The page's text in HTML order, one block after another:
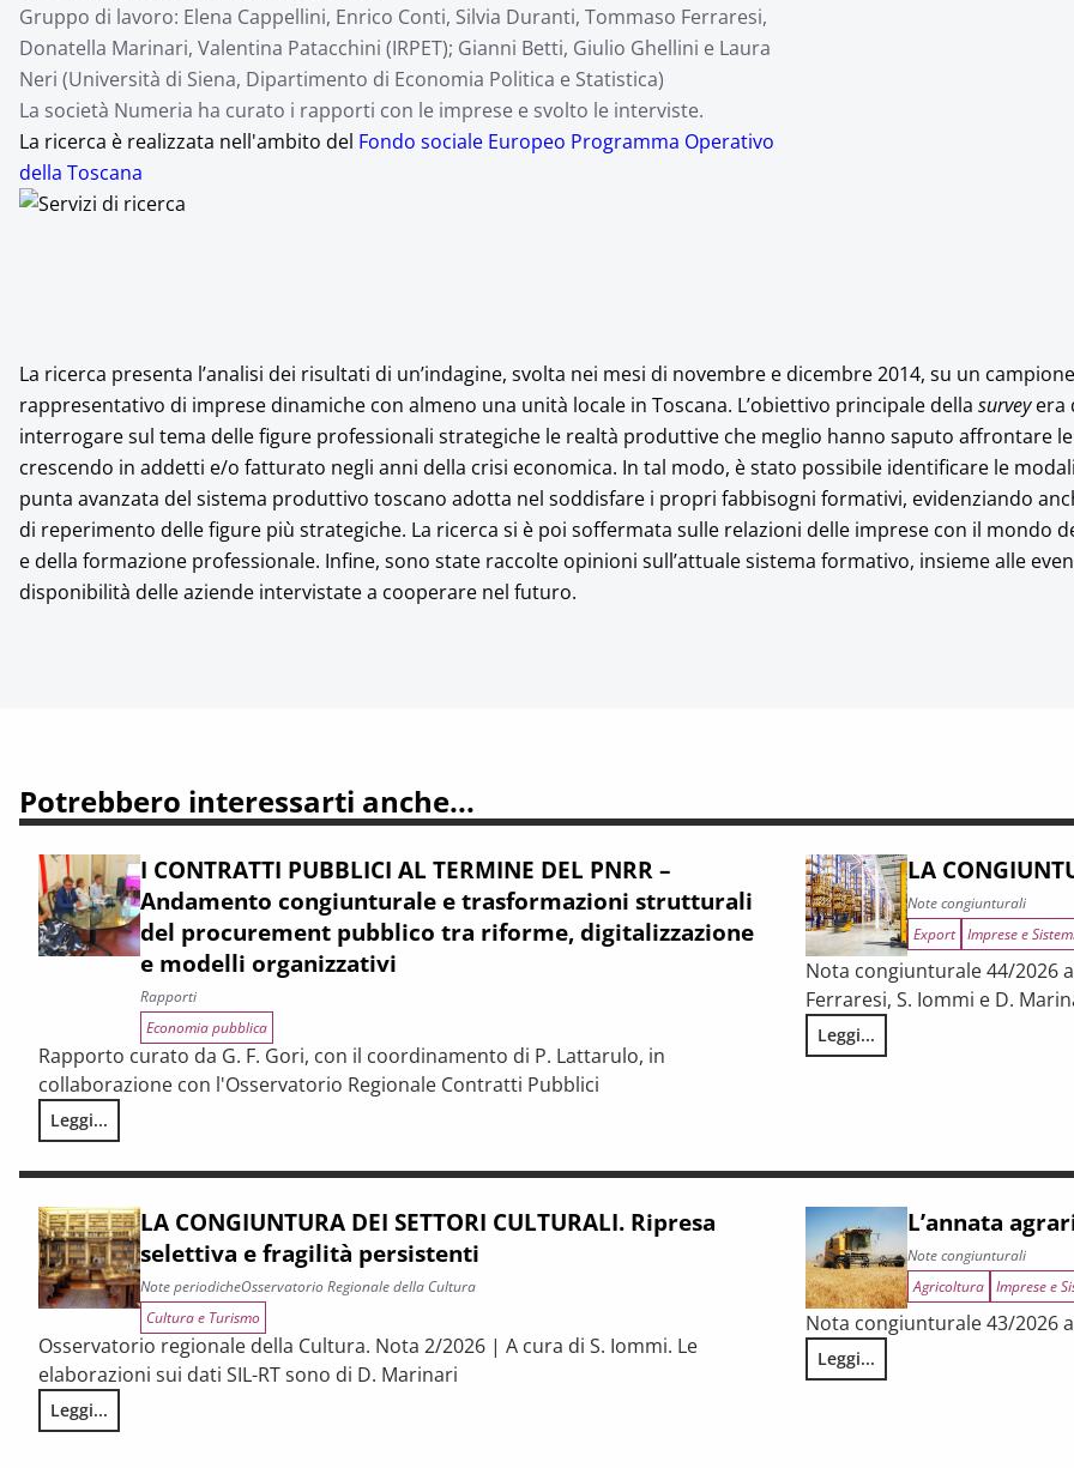
Gruppo di lavoro: Elena Cappellini, Enrico Conti, Silvia Duranti, Tommaso Ferraresi,
Donatella Marinari, Valentina Patacchini (IRPET); Gianni Betti, Giulio Ghellini e Laura
Neri (Università di Siena, Dipartimento di Economia Politica e Statistica)
La società Numeria ha curato i rapporti con le imprese e svolto le interviste.
La ricerca è realizzata nell'ambito del Fondo sociale Europeo Programma Operativo
della Toscana
La ricerca presenta l’analisi dei risultati di un’indagine, svolta nei mesi di novembre e dicembre 2014, su un campione
rappresentativo di imprese dinamiche con almeno una unità locale in Toscana. L’obiettivo principale della surveyera
interrogare sul tema delle figure professionali strategiche le realtà produttive che meglio hanno saputo affrontare
crescendo in addetti e/o fatturato negli anni della crisi economica. In tal modo, è stato possibile identificare le
punta avanzata del sistema produttivo toscano adotta nel soddisfare i propri fabbisogni formativi, evidenziando
di reperimento delle figure più strategiche. La ricerca si è poi soffermata sulle relazioni delle imprese con il mondo
e della formazione professionale. Infine, sono state raccolte opinioni sull’attuale sistema formativo, insieme alle
disponibilità delle aziende intervistate a cooperare nel futuro.
Potrebbero interessarti anche...
I CONTRATTI PUBBLICI AL TERMINE DEL PNRR –
Andamento congiunturale e trasformazioni strutturali
del procurement pubblico tra riforme, digitalizzazione
e modelli organizzativi
Rapporti
Economia pubblica
Rapporto curato da G. F. Gori, con il coordinamento di P. Lattarulo, in
collaborazione con l'Osservatorio Regionale Contratti Pubblici
Leggi...
I CONTRATTI PUBBLICI AL TERMINE DEL PNRR – Andamento congiunturale e trasformazioni strutturali del procurement
LA
Note congiunturali
Export Imprese e
Nota congiunturale 44/2026
Ferraresi, S. Iommi e D.
Leggi...
LA CONGIUNTURA NELLE
LA CONGIUNTURA DEI SETTORI CULTURALI. Ripresa
selettiva e fragilità persistenti
Note periodicheOsservatorio Regionale della Cultura
Cultura e Turismo
Osservatorio regionale della Cultura. Nota 2/2026 | A cura di S. Iommi. Le
elaborazioni sui dati SIL-RT sono di D. Marinari
Leggi...
LA CONGIUNTURA DEI SETTORI CULTURALI. Ripresa selettiva e fragilità persistenti
L’annata
Note congiunturali
Agricoltura Imprese e
Nota congiunturale 43/2026
Leggi...
L’annata agraria 2025 in